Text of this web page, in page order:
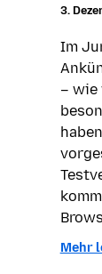
3.
Im
– wie
Mehr